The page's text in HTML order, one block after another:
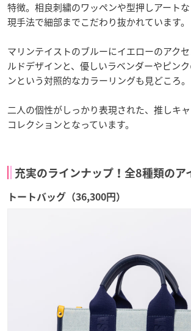
特徴。相良刺繍のワッペンや型押しアート
現手法で細部までこだわり抜かれています。
マリンテイストのブルーにイエローのアク
ルドデザインと、優しいラベンダーやピン
ンという対照的なカラーリングも見どころ。
二人の個性がしっかり表現された、推しキ
コレクションとなっています。
充実のラインナップ！全8種類のア
トートバッグ（36,300円）